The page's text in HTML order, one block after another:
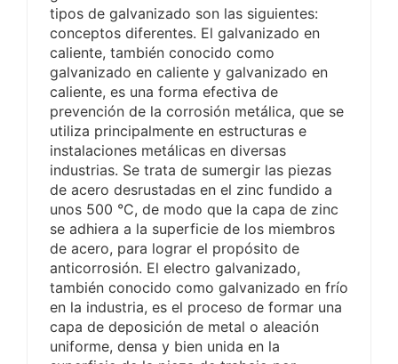
tipos de galvanizado son las siguientes:
conceptos diferentes. El galvanizado en
caliente, también conocido como
galvanizado en caliente y galvanizado en
caliente, es una forma efectiva de
prevención de la corrosión metálica, que se
utiliza principalmente en estructuras e
instalaciones metálicas en diversas
industrias. Se trata de sumergir las piezas
de acero desrustadas en el zinc fundido a
unos 500 °C, de modo que la capa de zinc
se adhiera a la superficie de los miembros
de acero, para lograr el propósito de
anticorrosión. El electro galvanizado,
también conocido como galvanizado en frío
en la industria, es el proceso de formar una
capa de deposición de metal o aleación
uniforme, densa y bien unida en la